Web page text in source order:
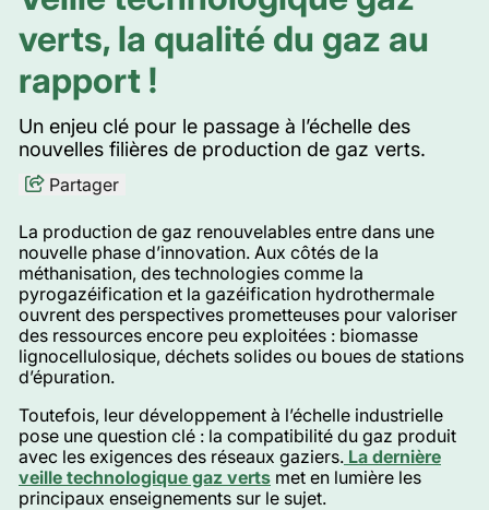
verts, la qualité du gaz au
rapport !
Un enjeu clé pour le passage à l’échelle des
nouvelles filières de production de gaz verts.
Partager
La production de gaz renouvelables entre dans une
nouvelle phase d’innovation. Aux côtés de la
méthanisation, des technologies comme la
pyrogazéification et la gazéification hydrothermale
ouvrent des perspectives prometteuses pour valoriser
des ressources encore peu exploitées : biomasse
lignocellulosique, déchets solides ou boues de stations
d’épuration.
Toutefois, leur développement à l’échelle industrielle
pose une question clé : la compatibilité du gaz produit
avec les exigences des réseaux gaziers. La dernière
veille technologique gaz verts met en lumière les
principaux enseignements sur le sujet.